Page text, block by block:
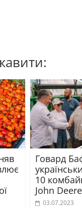
Говард
10
John Deere
03.07.2023